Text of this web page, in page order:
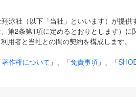
泳社（以下「当社」といいます）が提
第2条第1項に定めるとおりとします）
用者と当社との間の契約を構成します。
著作権について 」、「免責事項 」、「